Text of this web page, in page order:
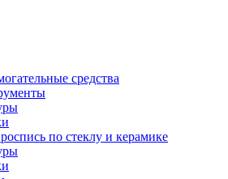
средства
по стеклу и керамике